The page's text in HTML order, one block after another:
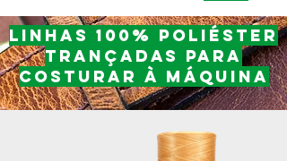
Linhas 100% Poliéster
Trançadas para
CosturaR à Máquina